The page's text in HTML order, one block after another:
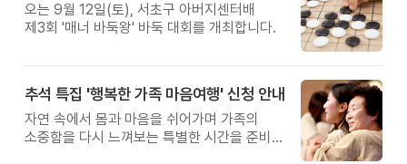
오는 9월 12일(토), 서초구 아버지센터배
제3회 '매너 바둑왕' 바둑 대회를 개최합니다.
추석 특집 '행복한 가족 마음여행' 신청 안내
자연 속에서 몸과 마음을 쉬어가며 가족의
소중함을 다시 느껴보는 특별한 시간을 준비해